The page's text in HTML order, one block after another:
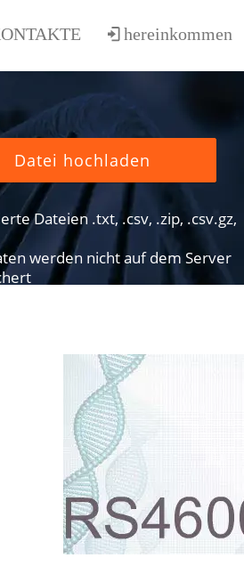
hereinkommen
Datei hochladen
Dateien .txt, .csv, .zip, .csv.gz,
werden nicht auf dem Server